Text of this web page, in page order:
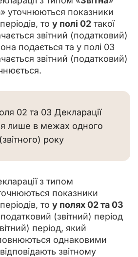
» уточнюються показники
то у полі 02 такої
звітний (податковий)
подається та у полі 03
звітний (податковий)
02 та 03 Декларації
лише в межах одного
року
з типом
показники
то у полях 02 та 03
(звітний) період
період, який
однаковими
звітному